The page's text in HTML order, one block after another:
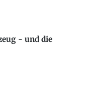
- und die